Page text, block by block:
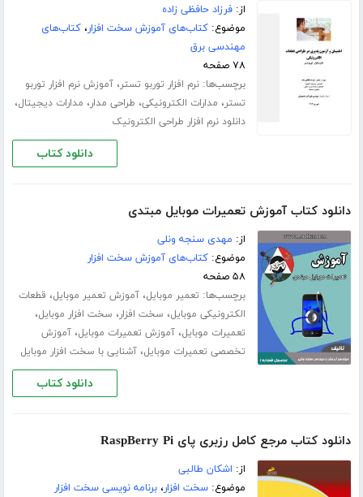
از:فرزاد حافظی زاده
موضوع:کتاب‌های آموزش سخت افزار،کتاب‌های
مهندسی برق
۷۸ صفحه
برچسب‌ها:نرم افزار توربو تستر،آموزش نرم افزار توربو
تستر، مدارات الکترونیکی، طراحی مدار، مدارات دیجیتال،
دانلود نرم افزار طراحی الکترونیک
دانلود کتاب
دانلود کتاب آموزش تعمیرات موبایل مبتدی
از: مهدی سنجه ونلی
موضوع:کتاب‌های آموزش سخت افزار
۵۸ صفحه
برچسب‌ها: تعمیر موبایل،آموزش تعمیر موبایل، قطعات
الکترونیکی موبایل، سخت افزار، سخت افزار موبایل،
تعمیرات موبایل،آموزش تعمیرات موبایل،آموزش
تخصصی تعمیرات موبایل،آشنایی با سخت افزار موبایل
دانلود کتاب
دانلود کتاب مرجع کامل رزبری پای RaspBerry Pi
از: اشکان طالبی
موضوع:سخت افزار،برنامه نویسی سخت افزار